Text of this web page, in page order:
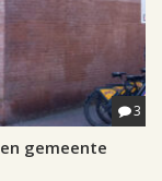
3
gemeente